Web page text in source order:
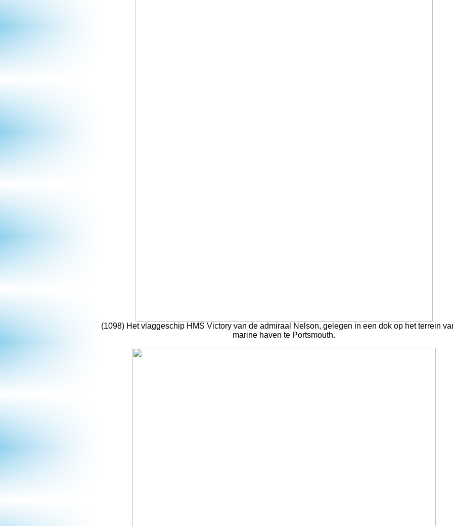
(1098) Het vlaggeschip HMS Victory van de admiraal Nelson, gelegen in een dok op het terrein
marine haven te Portsmouth.